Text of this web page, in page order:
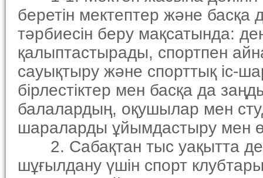
беретiн мектептер және
тәрбиесiн беру мақсатында:
қалыптастырады, спортпен
сауықтыру және спорттық iс-
бiрлестiктер мен басқа да
балалардың, оқушылар мен
шараларды ұйымдастыру мен
2. Сабақтан тыс уақытта
шұғылдану үшiн спорт